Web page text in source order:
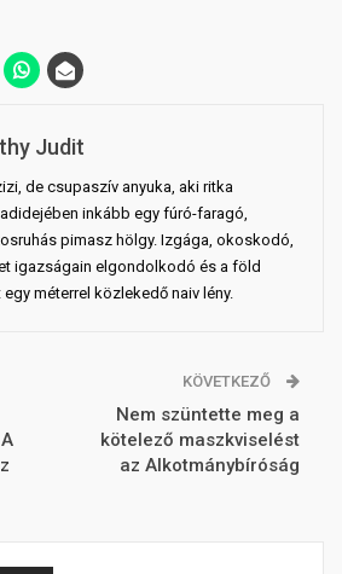
Judit
de csupaszív anyuka, aki ritka
inkább egy fúró-faragó,
pimasz hölgy. Izgága, okoskodó,
igazságain elgondolkodó és a föld
méterrel közlekedő naiv lény.
KÖVETKEZŐ
Nem szüntette meg a
kötelező maszkviselést
az Alkotmánybíróság